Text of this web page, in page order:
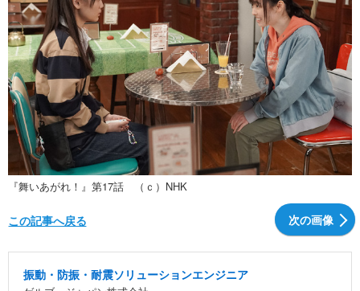
『舞いあがれ！』第17話 （ｃ）NHK
次の画像
この記事へ戻る
振動・防振・耐震ソリューションエンジニア